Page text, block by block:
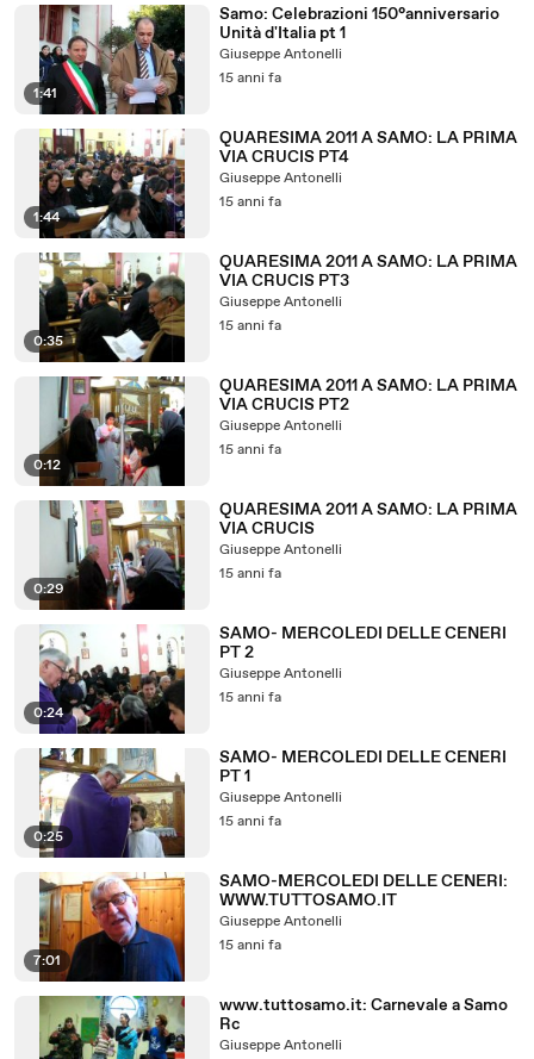
1:41
Samo: Celebrazioni 150°anniversario
Unità d'Italia pt 1
Giuseppe Antonelli
15 anni fa
1:44
QUARESIMA 2011 A SAMO: LA PRIMA
VIA CRUCIS PT4
Giuseppe Antonelli
15 anni fa
0:35
QUARESIMA 2011 A SAMO: LA PRIMA
VIA CRUCIS PT3
Giuseppe Antonelli
15 anni fa
0:12
QUARESIMA 2011 A SAMO: LA PRIMA
VIA CRUCIS PT2
Giuseppe Antonelli
15 anni fa
0:29
QUARESIMA 2011 A SAMO: LA PRIMA
VIA CRUCIS
Giuseppe Antonelli
15 anni fa
0:24
SAMO- MERCOLEDI DELLE CENERI
PT 2
Giuseppe Antonelli
15 anni fa
0:25
SAMO- MERCOLEDI DELLE CENERI
PT 1
Giuseppe Antonelli
15 anni fa
7:01
SAMO-MERCOLEDI DELLE CENERI:
WWW.TUTTOSAMO.IT
Giuseppe Antonelli
15 anni fa
www.tuttosamo.it: Carnevale a Samo
Rc
Giuseppe Antonelli